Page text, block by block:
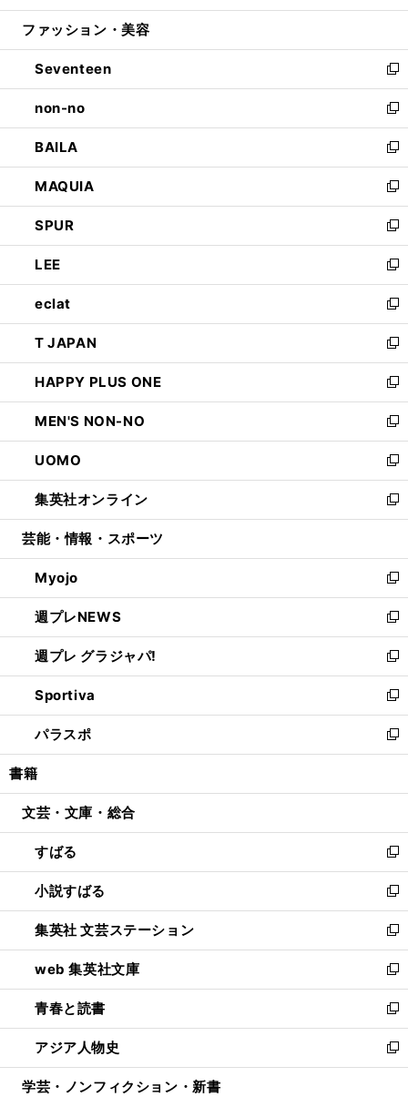
開
ウ
開
く
ン
ウ
で
開
く
ウ
ン
ド
ウ
で
開
く
ファッション・美容
Seventeen
新
し
い
ウ
ィ
ン
ド
ウ
で
開
く
non-no
新
し
い
ウ
ィ
ン
ド
ウ
で
開
く
BAILA
新
し
い
ウ
ィ
ン
ド
ウ
で
開
く
MAQUIA
新
し
い
ウ
ィ
ン
ド
ウ
で
開
く
SPUR
新
し
い
ウ
ィ
ン
ド
ウ
で
開
く
LEE
新
し
い
ウ
ィ
ン
ド
ウ
で
開
く
eclat
新
し
い
ウ
ィ
ン
ド
ウ
で
開
く
T JAPAN
新
し
い
ウ
ィ
ン
ド
ウ
で
開
HAPPY PLUS ONE
新
し
い
ウ
ィ
ン
ド
ウ
開
く
MEN'S NON-NO
新
し
い
ウ
ィ
ン
ウ
で
開
く
UOMO
新
し
い
ウ
ン
ド
ウ
で
開
く
集英社オンライン
新
し
ウ
ィ
ン
ド
ウ
で
開
く
芸能・情報・スポーツ
Myojo
新
し
い
ウ
ィ
ン
ド
ウ
で
開
週プレNEWS
新
し
い
ウ
ィ
ン
ド
ウ
開
週プレ グラジャパ!
新
し
い
ウ
ィ
ン
ウ
開
く
Sportiva
新
し
い
ウ
ン
ウ
で
開
く
パラスポ
新
し
ウ
ン
ド
ウ
で
開
く
書籍
文芸・文庫・総合
すばる
新
し
い
ウ
ィ
ン
ド
ウ
で
開
く
小説すばる
新
し
い
ウ
ィ
ン
ド
ウ
で
開
集英社 文芸ステーション
新
し
い
ウ
ィ
ン
ド
ウ
web 集英社文庫
新
し
い
ウ
ィ
ン
青春と読書
新
し
い
ウ
アジア人物史
新
し
学芸・ノンフィクション・新書